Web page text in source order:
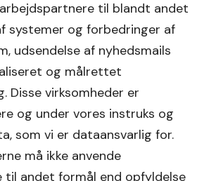
til blandt andet
systemer og forbedringer af
udsendelse af nyhedsmails
og målrettet
Disse virksomheder er
og under vores instruks og
som vi er dataansvarlig for.
må ikke anvende
til andet formål end opfyldelse